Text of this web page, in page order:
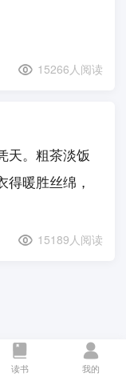
读书 我的
15266人阅读
天。粗茶淡饭
暖胜丝绵，
15189人阅读